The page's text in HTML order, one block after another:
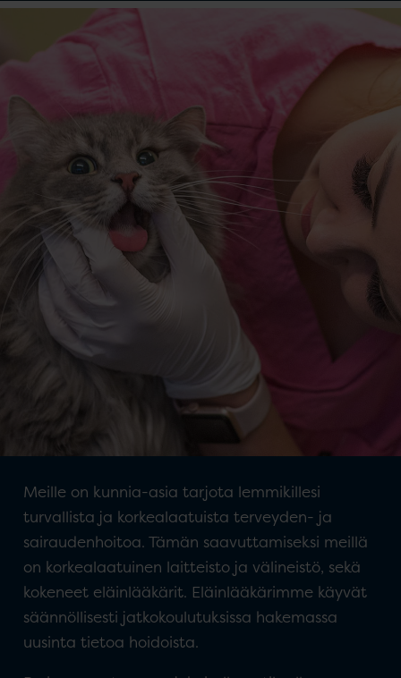
Meille on kunnia-asia tarjota lemmikillesi
turvallista ja korkealaatuista terveyden- ja
sairaudenhoitoa. Tämän saavuttamiseksi meillä
on korkealaatuinen laitteisto ja välineistö, sekä
kokeneet eläinlääkärit. Eläinlääkärimme käyvät
säännöllisesti jatkokoulutuksissa hakemassa
uusinta tietoa hoidoista.